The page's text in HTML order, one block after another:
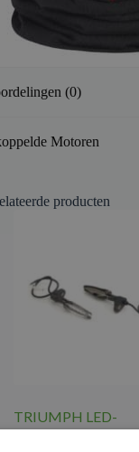
(0)
Motoren
producten
TRIUMPH LED-
KNIPPERLICHTEN